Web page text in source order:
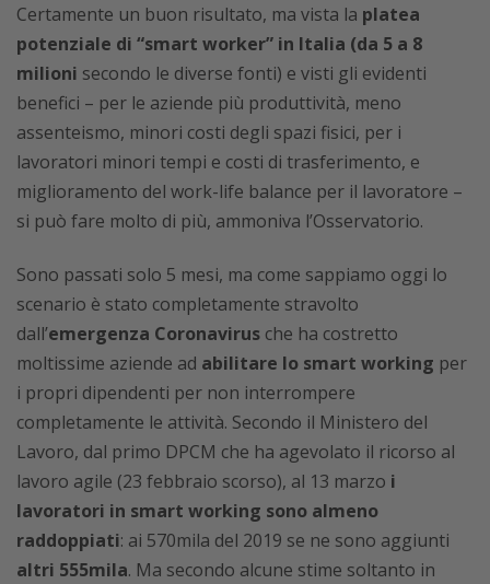
Certamente un buon risultato, ma vista la platea
potenziale di “smart worker” in Italia (da 5 a 8
milioni secondo le diverse fonti) e visti gli evidenti
benefici – per le aziende più produttività, meno
assenteismo, minori costi degli spazi fisici, per i
lavoratori minori tempi e costi di trasferimento, e
miglioramento del work-life balance per il lavoratore –
si può fare molto di più, ammoniva l’Osservatorio.
Sono passati solo 5 mesi, ma come sappiamo oggi lo
scenario è stato completamente stravolto
dall’emergenza Coronavirus che ha costretto
moltissime aziende ad abilitare lo smart working per
i propri dipendenti per non interrompere
completamente le attività. Secondo il Ministero del
Lavoro, dal primo DPCM che ha agevolato il ricorso al
lavoro agile (23 febbraio scorso), al 13 marzo i
lavoratori in smart working sono almeno
raddoppiati: ai 570mila del 2019 se ne sono aggiunti
altri 555mila. Ma secondo alcune stime soltanto in